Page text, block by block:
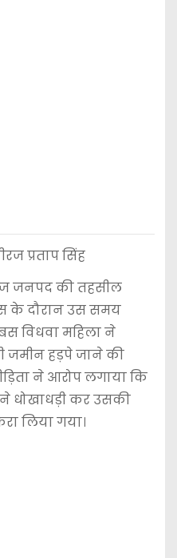
प्रताप सिंह
जनपद की तहसील
के दौरान उस समय
विधवा महिला ने
जमीन हड़पे जाने की
ने आरोप लगाया कि
धोखाधड़ी कर उसकी
लिया गया।